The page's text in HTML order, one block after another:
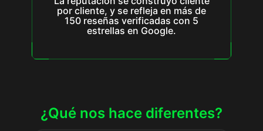
por cliente, y se refleja en más de
150 reseñas verificadas con 5
estrellas en Google.
¿Qué nos hace diferentes?